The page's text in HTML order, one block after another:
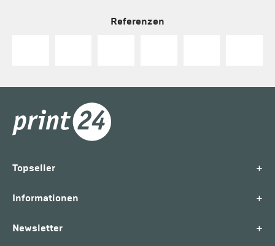
Referenzen
Topseller +
Informationen +
Newsletter +